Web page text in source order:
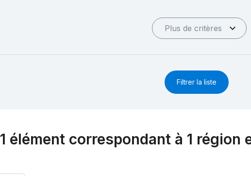
Plus de critères
Filtrer la liste
1 élément correspondant à 1 région